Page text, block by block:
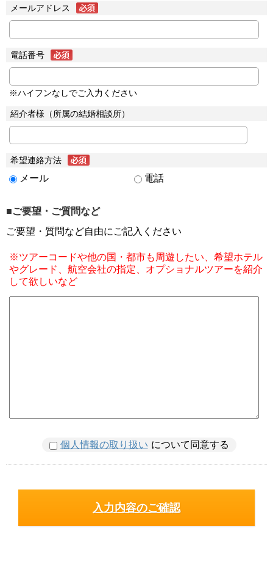
メールアドレス
電話番号
※ハイフンなしでご入力ください
紹介者様（所属の結婚相談所）
希望連絡方法
メール 電話
■ご要望・ご質問など
ご要望・質問など自由にご記入ください
※ツアーコードや他の国・都市も周遊したい、希望ホテル
やグレード、航空会社の指定、オプショナルツアーを紹介
して欲しいなど
個人情報の取り扱い について同意する